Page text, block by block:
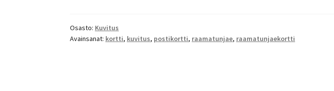
Osasto: Kuvitus
Avainsanat: kortti, kuvitus, postikortti, raamatunjae, raamatunjaekortti